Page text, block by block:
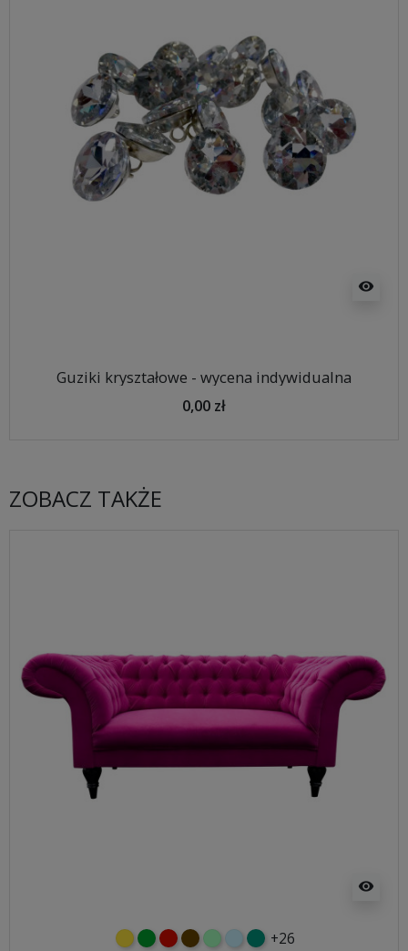
visibility
Guziki kryształowe - wycena indywidualna
0,00 zł
ZOBACZ TAKŻE
visibility
żółtyzielonyczerwony
czekoladowy
miętowybłękitny
turkusowy
+26